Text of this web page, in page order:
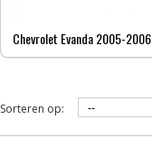
Chevrolet Evanda 2005-2006
Sorteren op: --